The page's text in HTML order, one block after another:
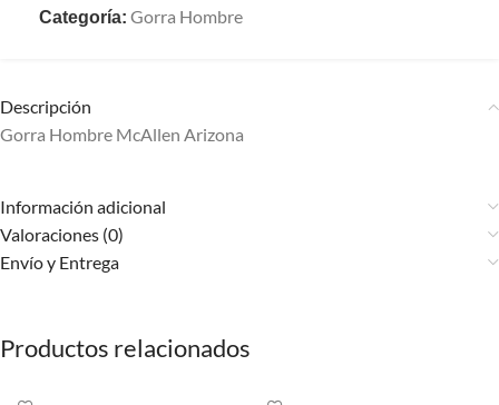
Categoría: Gorra Hombre
Descripción
Gorra Hombre McAllen Arizona
Información adicional
Valoraciones (0)
Envío y Entrega
Productos relacionados